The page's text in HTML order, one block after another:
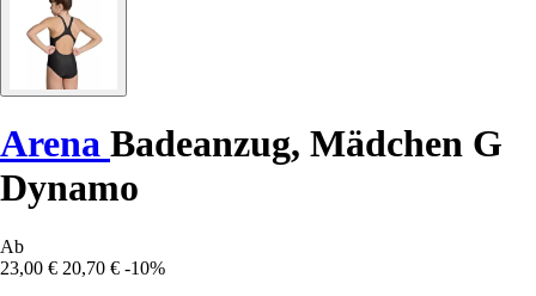
Arena Badeanzug, Mädchen G
Dynamo
Ab
23,00 € 20,70 € -10%